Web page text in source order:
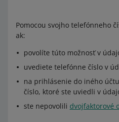
Pomocou svojho telefónneho
ak:
povolíte túto možnosť v
uvediete telefónne číslo v
na prihlásenie do iného
číslo, ktoré ste uviedli v
ste nepovolili dvojfaktorové